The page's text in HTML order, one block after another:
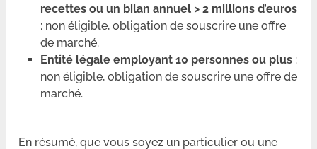
recettes ou un bilan annuel > 2 millions d’euros
: non éligible, obligation de souscrire une offre
de marché.
Entité légale employant 10 personnes ou plus:
non éligible, obligation de souscrire une offre de
marché.
En résumé, que vous soyez un particulier ou une